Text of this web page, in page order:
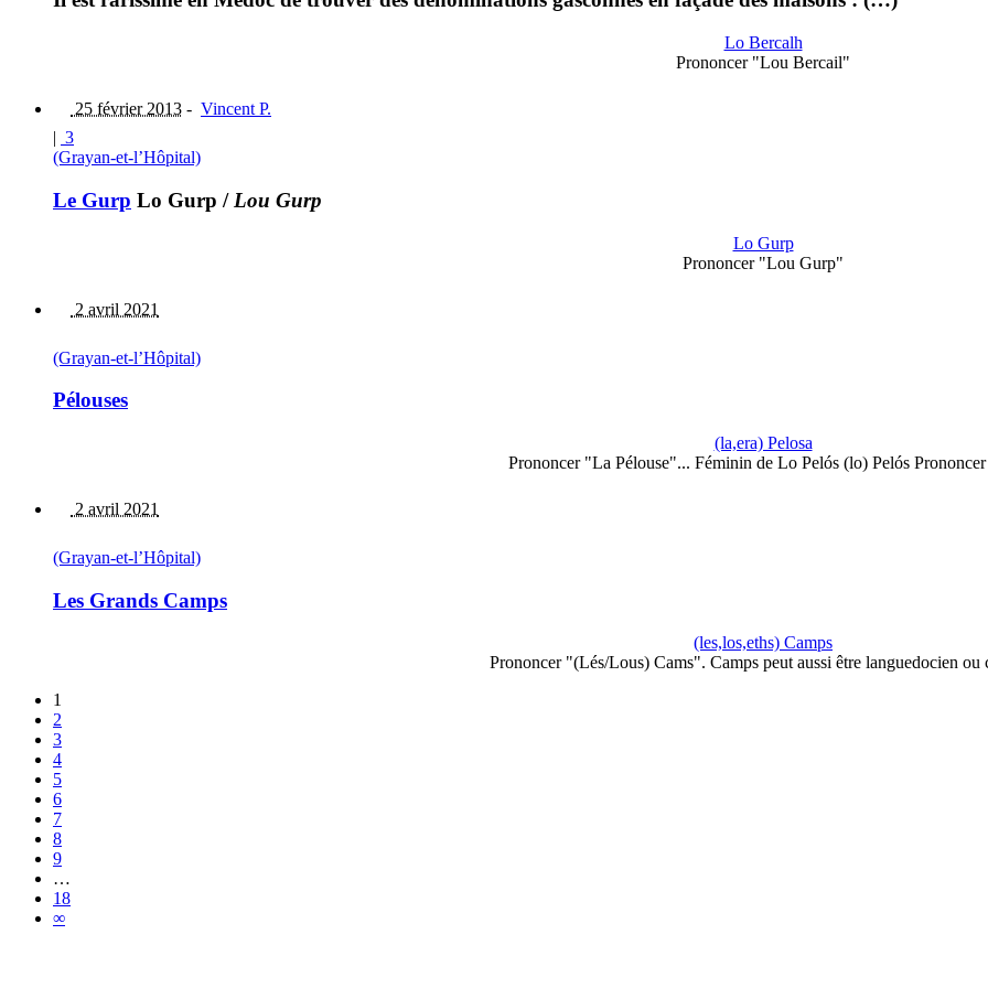
Lo Bercalh
Prononcer "Lou Bercail"
25 février 2013 - Vincent P.
| 3
(Grayan-et-l’Hôpital)
Le Gurp Lo Gurp / Lou Gurp
Lo Gurp
Prononcer "Lou Gurp"
2 avril 2021
(Grayan-et-l’Hôpital)
Pélouses
(la,era) Pelosa
Prononcer "La Pélouse"... Féminin de Lo Pelós (lo) Pelós
2 avril 2021
(Grayan-et-l’Hôpital)
Les Grands Camps
(les,los,eths) Camps
Prononcer "(Lés/Lous) Cams". Camps peut aussi être languedocien ou
1
2
3
4
5
6
7
8
9
…
18
∞